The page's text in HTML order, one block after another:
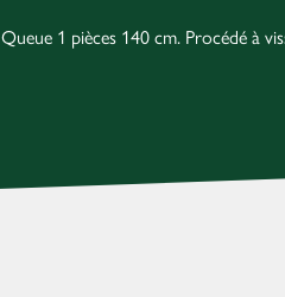
Queue 1 pièces 140 cm. Procédé à